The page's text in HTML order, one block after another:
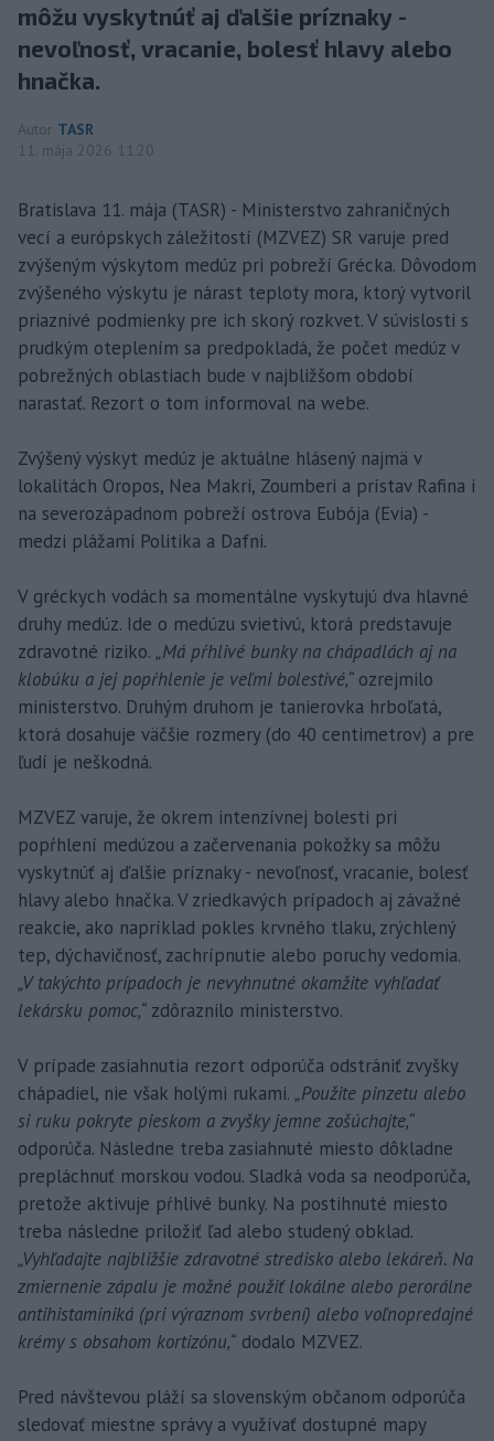
môžu vyskytnúť aj ďalšie príznaky -
nevoľnosť, vracanie, bolesť hlavy alebo
hnačka.
Autor TASR
11. mája 2026 11:20
Bratislava 11. mája (TASR) - Ministerstvo zahraničných
vecí a európskych záležitostí (MZVEZ) SR varuje pred
zvýšeným výskytom medúz pri pobreží Grécka. Dôvodom
zvýšeného výskytu je nárast teploty mora, ktorý vytvoril
priaznivé podmienky pre ich skorý rozkvet. V súvislosti s
prudkým oteplením sa predpokladá, že počet medúz v
pobrežných oblastiach bude v najbližšom období
narastať. Rezort o tom informoval na webe.
Zvýšený výskyt medúz je aktuálne hlásený najmä v
lokalitách Oropos, Nea Makri, Zoumberi a prístav Rafina i
na severozápadnom pobreží ostrova Eubója (Evia) -
medzi plážami Politika a Dafni.
V gréckych vodách sa momentálne vyskytujú dva hlavné
druhy medúz. Ide o medúzu svietivú, ktorá predstavuje
zdravotné riziko. „Má pŕhlivé bunky na chápadlách aj na
klobúku a jej popŕhlenie je veľmi bolestivé,“ ozrejmilo
ministerstvo. Druhým druhom je tanierovka hrboľatá,
ktorá dosahuje väčšie rozmery (do 40 centimetrov) a pre
ľudí je neškodná.
MZVEZ varuje, že okrem intenzívnej bolesti pri
popŕhlení medúzou a začervenania pokožky sa môžu
vyskytnúť aj ďalšie príznaky - nevoľnosť, vracanie, bolesť
hlavy alebo hnačka. V zriedkavých prípadoch aj závažné
reakcie, ako napríklad pokles krvného tlaku, zrýchlený
tep, dýchavičnosť, zachrípnutie alebo poruchy vedomia.
„V takýchto prípadoch je nevyhnutné okamžite vyhľadať
lekársku pomoc,“ zdôraznilo ministerstvo.
V prípade zasiahnutia rezort odporúča odstrániť zvyšky
chápadiel, nie však holými rukami. „Použite pinzetu alebo
si ruku pokryte pieskom a zvyšky jemne zošúchajte,“
odporúča. Následne treba zasiahnuté miesto dôkladne
prepláchnuť morskou vodou. Sladká voda sa neodporúča,
pretože aktivuje pŕhlivé bunky. Na postihnuté miesto
treba následne priložiť ľad alebo studený obklad.
„Vyhľadajte najbližšie zdravotné stredisko alebo lekáreň. Na
zmiernenie zápalu je možné použiť lokálne alebo perorálne
antihistaminiká (pri výraznom svrbení) alebo voľnopredajné
krémy s obsahom kortizónu,“ dodalo MZVEZ.
Pred návštevou pláží sa slovenským občanom odporúča
sledovať miestne správy a využívať dostupné mapy